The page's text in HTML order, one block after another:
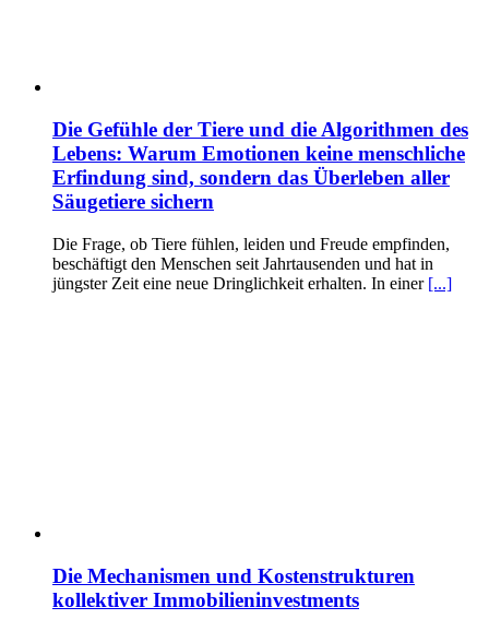
Die Gefühle der Tiere und die Algorithmen des
Lebens: Warum Emotionen keine menschliche
Erfindung sind, sondern das Überleben aller
Säugetiere sichern
Die Frage, ob Tiere fühlen, leiden und Freude empfinden,
beschäftigt den Menschen seit Jahrtausenden und hat in
jüngster Zeit eine neue Dringlichkeit erhalten. In einer [...]
Die Mechanismen und Kostenstrukturen
kollektiver Immobilieninvestments